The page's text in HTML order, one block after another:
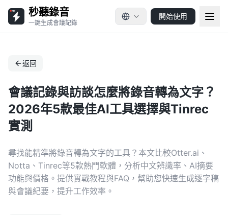
秒聽錄音
一鍵生成會議記錄
開始使用
返回
會議記錄與訪談怎麼將錄音轉為文字？
2026年5款最佳AI工具選擇與Tinrec
實測
尋找能精準將錄音轉為文字的工具？本文比較Otter.ai、
Notta、Tinrec等5款熱門軟體，分析中文辨識率、AI摘要
功能與價格。提供實戰教程與FAQ，幫助您快速生成逐字稿
與會議紀要，提升工作效率。